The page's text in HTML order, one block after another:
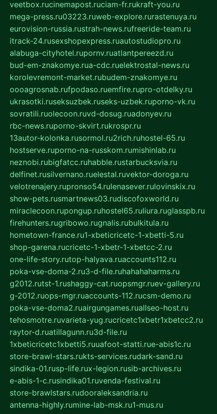
veetbox.rucinemapost.ruciam-fr.rukraft-you.ru
mega-press.ru03223.ruweb-explore.rurastenuya.ru
eurovision-russia.rustrah-news.rufreeride-team.ru
itrack-24.rusexshopexpress.ruautostudiopro.ru
alabuga-cityhotel.rupornv.ruatlantpereezd.ru
bud-em-znakomye.rua-cdc.ruelektrostal-news.ru
korolevremont-market.rubudem-znakomye.ru
oooagrosnab.rufpodaso.ruemfire.rupro-otdelky.ru
ukrasotki.ruseksuzbek.ruseks-uzbek.ruporno-vk.ru
sovratili.ruolecoon.ruvd-dosug.ruadonyev.ru
rbc-news.ruporno-skvirt.rukrospr.ru
13autor-kolonka.rusormol.ru2rich.ruhostel-65.ru
hostserve.ruporno-na-russkom.rumishinlab.ru
neznobi.rubigfatcc.ruhabble.rustarbucksvia.ru
delfinet.rusilvernano.ruelestal.ruvektor-doroga.ru
velotrenajery.rupronso54.rulenasever.rulovinskix.ru
show-pets.rusmartnews03.rudiscofoxworld.ru
miraclecoon.rupongup.ruhostel65.ruliura.ruglasspb.ru
firehunters.rugribowo.rugnalis.rubulkitula.ru
hometown-france.ru1-xbeticricetc-1-xbetti-5.ru
shop-garena.rucricetc-1-xbetr-1-xbetcc-2.ru
one-life-story.rutop-halyava.ruaccounts112.ru
poka-vse-doma-2.ru3-d-file.ruhahahaharms.ru
g2012.rutst-1.rushaggy-cat.ruopsmgr.ruev-gallery.ru
g-2012.ruops-mgr.ruaccounts-112.rucsm-demo.ru
poka-vse-doma2.ruairgungames.ruallseo-host.ru
tehosmotre.ruvarieta-yug.rucricetc1xbetr1xbetcc2.ru
raytor-d.ruatillagunn.ru3d-file.ru
1xbeticricetc1xbetti5.ruuafoot-statti.rue-abis1c.ru
store-brawl-stars.rukts-services.rudark-sand.ru
sindika-01.rusp-life.rux-legion.rusib-archives.ru
e-abis-1-c.rusindika01.ruvenda-festival.ru
store-brawlstars.rudooraleksandria.ru
antenna-highly.rumine-lab-msk.ru1-mus.ru